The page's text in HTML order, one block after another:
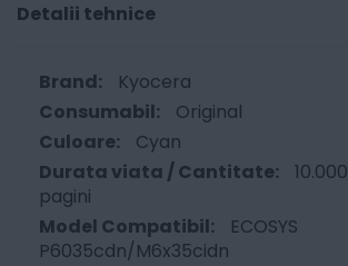
Detalii tehnice
Kyocera
Original
Cyan
10.000
pagini
ECOSYS
P6035cdn/M6x35cidn